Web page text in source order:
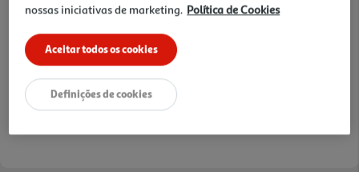
nossas iniciativas de marketing. Política de Cookies
Aceitar todos os cookies
Definições de cookies